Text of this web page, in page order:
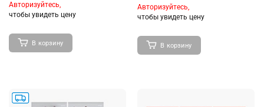
Авторизуйтесь,
чтобы увидеть цену
В корзину
Авторизуйтесь,
чтобы увидеть цену
В корзину